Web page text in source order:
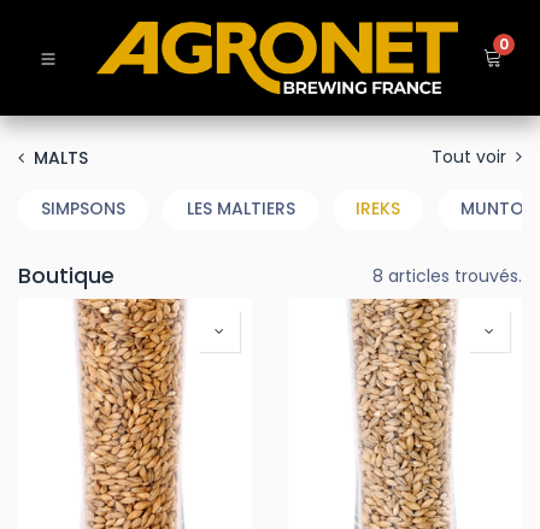
0
MALTS Tout voir
SIMPSONS LES MALTIERS IREKS
Boutique 8 articles trouvés.